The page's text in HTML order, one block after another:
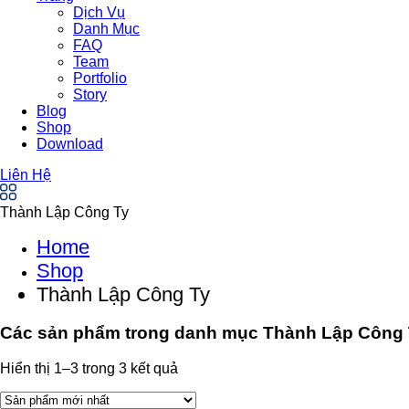
Dịch Vụ
Danh Mục
FAQ
Team
Portfolio
Story
Blog
Shop
Download
Liên Hệ
Thành Lập Công Ty
Home
Shop
Thành Lập Công Ty
Các sản phẩm trong danh mục Thành Lập Công
Hiển thị 1–3 trong 3 kết quả